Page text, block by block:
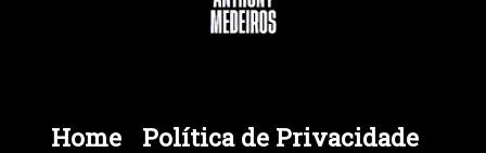
Home
Política de Privacidade